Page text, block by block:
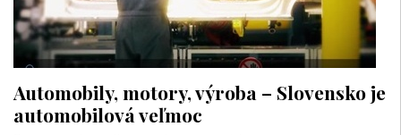
Automobily, motory, výroba – Slovensko je
automobilová veľmoc